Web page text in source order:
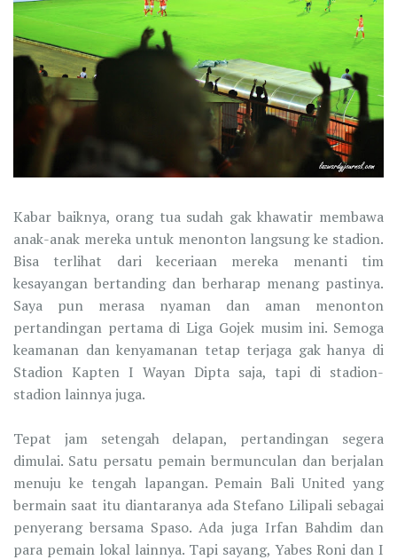
Kabar baiknya, orang tua sudah gak khawatir membawa
anak-anak mereka untuk menonton langsung ke stadion.
Bisa terlihat dari keceriaan mereka menanti tim
kesayangan bertanding dan berharap menang pastinya.
Saya pun merasa nyaman dan aman menonton
pertandingan pertama di Liga Gojek musim ini. Semoga
keamanan dan kenyamanan tetap terjaga gak hanya di
Stadion Kapten I Wayan Dipta saja, tapi di stadion-
stadion lainnya juga.
Tepat jam setengah delapan, pertandingan segera
dimulai. Satu persatu pemain bermunculan dan berjalan
menuju ke tengah lapangan. Pemain Bali United yang
bermain saat itu diantaranya ada Stefano Lilipali sebagai
penyerang bersama Spaso. Ada juga Irfan Bahdim dan
para pemain lokal lainnya. Tapi sayang, Yabes Roni dan I